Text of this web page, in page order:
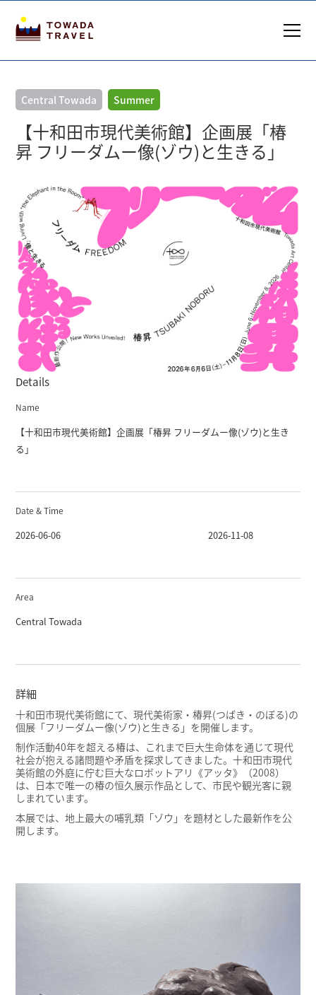
Central Towada Summer
【十和田市現代美術館】企画展「椿
昇 フリーダムー像(ゾウ)と生きる」
Details
Name
【十和田市現代美術館】企画展「椿昇 フリーダムー像(ゾウ)と生き
る」
Date & Time
2026-06-06 2026-11-08
Area
Central Towada
詳細
十和田市現代美術館にて、現代美術家‧椿昇(つばき‧のぼる)の
個展「フリーダムー像(ゾウ)と⽣きる」を開催します。
制作活動40年を超える椿は、これまで巨大生命体を通じて現代
社会が抱える諸問題や矛盾を探求してきました。十和田市現代
美術館の外庭に佇む巨大なロボットアリ《アッタ》（2008）
は、日本で唯一の椿の恒久展示作品として、市民や観光客に親
しまれています。
本展では、地上最大の哺乳類「ゾウ」を題材とした最新作を公
開します。